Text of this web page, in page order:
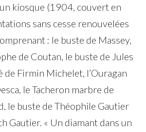
kiosque (1904, couvert en
sans cesse renouvelées
: le buste de Massey,
de Coutan, le buste de Jules
de Firmin Michelet, l’Ouragan
le Tacheron marbre de
le buste de Théophile Gautier
Gautier. « Un diamant dans un